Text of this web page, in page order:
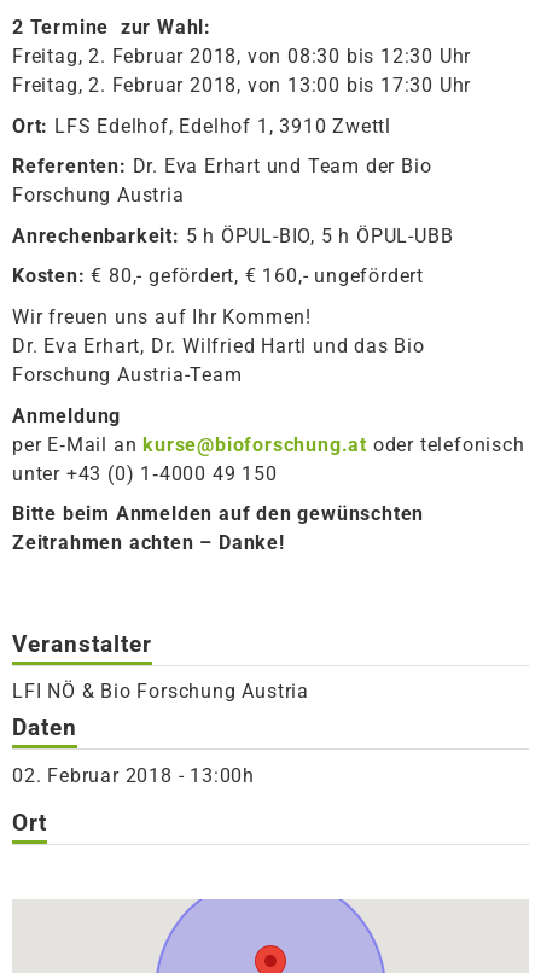
2 Termine zur Wahl:
Freitag, 2. Februar 2018, von 08:30 bis 12:30 Uhr
Freitag, 2. Februar 2018, von 13:00 bis 17:30 Uhr
Ort: LFS Edelhof, Edelhof 1, 3910 Zwettl
Referenten: Dr. Eva Erhart und Team der Bio
Forschung Austria
Anrechenbarkeit: 5 h ÖPUL-BIO, 5 h ÖPUL-UBB
Kosten:€ 80,- gefördert, € 160,- ungefördert
Wir freuen uns auf Ihr Kommen!
Dr. Eva Erhart, Dr. Wilfried Hartl und das Bio
Forschung Austria-Team
Anmeldung
per E‑Mail ankurse@bioforschung.at oder telefonisch
unter +43 (0) 1‑4000 49 150
Bitte beim Anmelden auf den gewünschten
Zeitrahmen achten – Danke!
Veranstalter
LFI NÖ & Bio Forschung Austria
Daten
02. Februar 2018 - 13:00h
Ort